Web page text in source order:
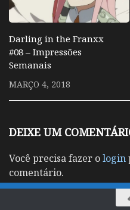
Darling in the Franxx
#08 – Impressões
Semanais
MARÇO 4, 2018
DEIXE UM
Você precisa fazer ologin
comentário.